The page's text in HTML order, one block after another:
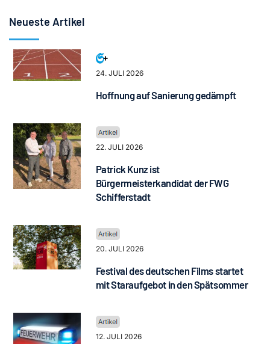
Neueste Artikel
24. JULI 2026
Hoffnung auf Sanierung gedämpft
22. JULI 2026
Patrick Kunz ist
Bürgermeisterkandidat der FWG
Schifferstadt
20. JULI 2026
Festival des deutschen Films startet
mit Staraufgebot in den Spätsommer
12. JULI 2026